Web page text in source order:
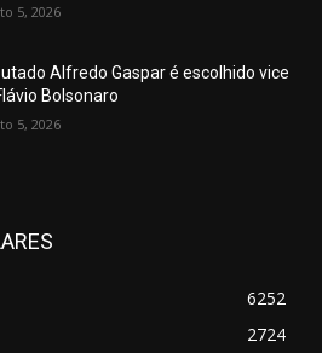
5, 2026
Alfredo Gaspar é escolhido vice
Bolsonaro
5, 2026
6252
2724